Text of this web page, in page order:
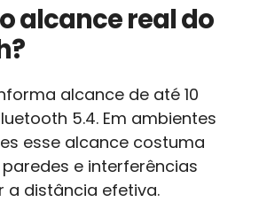
alcance real do
alcance de até 10
5.4. Em ambientes
esse alcance costuma
e interferências
a distância efetiva.